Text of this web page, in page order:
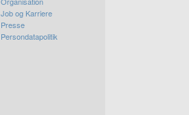
Job og Karriere
Presse
Persondatapolitik